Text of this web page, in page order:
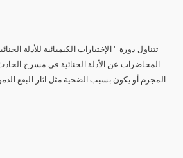
تتناول دورة " الإختبارات الكيميائية للأدلة
المحاضرات عن الأدلة الجنائية في مسرح الحادث
المجرم أو يكون بسبب الضحية مثل اثار البقع